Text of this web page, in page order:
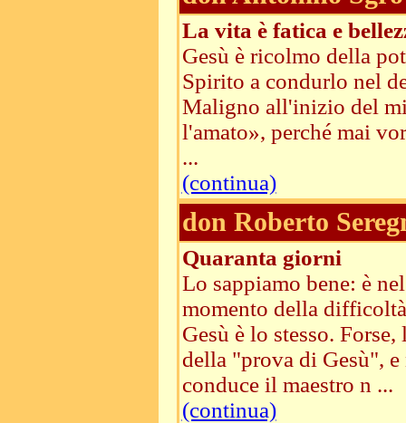
La vita è fatica e
Gesù è ricolmo della
Spirito a condurlo nel
Maligno all'inizio del
l'amato», perché mai
...
(continua)
don Roberto
Quaranta giorni
Lo sappiamo bene: è
momento della
Gesù è lo stesso.
della "prova di Gesù",
conduce il maestro n ...
(continua)